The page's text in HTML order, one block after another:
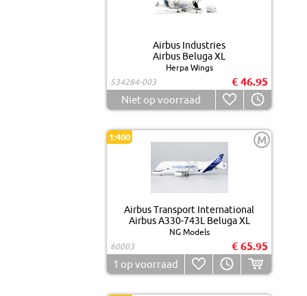
Airbus Industries
Airbus Beluga XL
Herpa Wings
534284-003
€ 46.95
Niet op voorraad
1:400 M
Airbus Transport International
Airbus A330-743L Beluga XL
NG Models
60003
€ 65.95
1 op voorraad